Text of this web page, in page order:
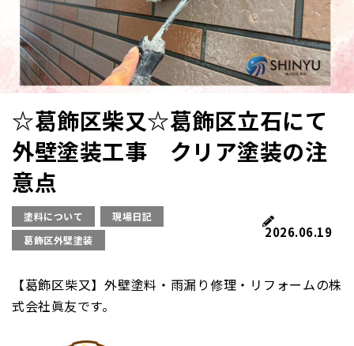
☆葛飾区柴又☆葛飾区立石にて
外壁塗装工事 クリア塗装の注
意点
塗料について
現場日記
葛飾区外壁塗装
2026.06.19
【葛飾区柴又】外壁塗料・雨漏り修理・リフォームの株
式会社眞友です。